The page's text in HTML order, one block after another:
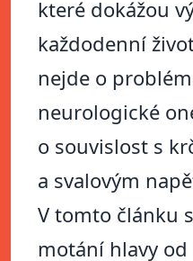
které dokážou
každodenní
nejde o
neurologické
o souvislost s
a svalovým
V tomto článku
motání hlavy